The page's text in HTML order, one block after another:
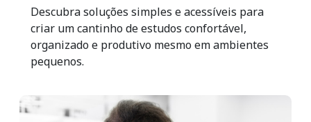
Descubra soluções simples e acessíveis para
criar um cantinho de estudos confortável,
organizado e produtivo mesmo em ambientes
pequenos.